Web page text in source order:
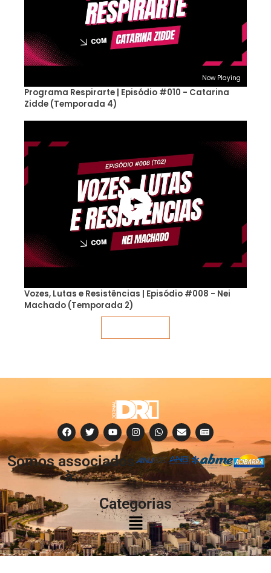
Now Playing
Programa Respirarte | Episódio #010 - Catarina
Zidde (Temporada 4)
Vozes, Lutas e Resistências | Episódio #008 - Nei
Machado (Temporada 2)
Somos associados
à:
Categorias